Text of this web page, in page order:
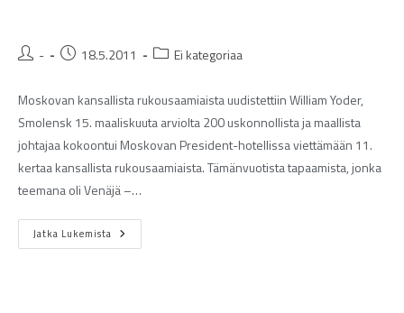
- 18.5.2011 Ei kategoriaa
Moskovan kansallista rukousaamiaista uudistettiin William Yoder,
Smolensk 15. maaliskuuta arviolta 200 uskonnollista ja maallista
johtajaa kokoontui Moskovan President-hotellissa viettämään 11.
kertaa kansallista rukousaamiaista. Tämänvuotista tapaamista, jonka
teemana oli Venäjä –…
Jatka Lukemista